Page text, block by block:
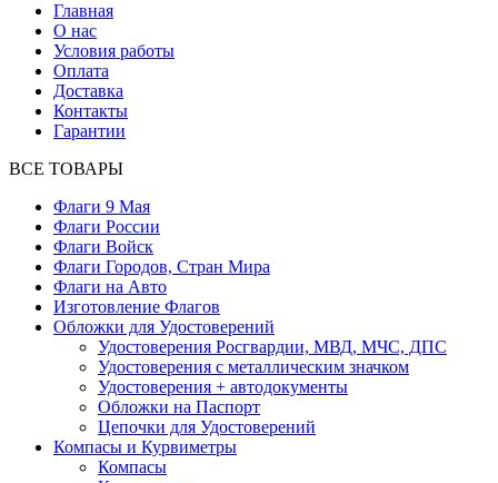
Главная
О нас
Условия работы
Оплата
Доставка
Контакты
Гарантии
ВСЕ ТОВАРЫ
Флаги 9 Мая
Флаги России
Флаги Войск
Флаги Городов, Стран Мира
Флаги на Авто
Изготовление Флагов
Обложки для Удостоверений
Удостоверения Росгвардии, МВД, МЧС, ДПС
Удостоверения с металлическим значком
Удостоверения + автодокументы
Обложки на Паспорт
Цепочки для Удостоверений
Компасы и Курвиметры
Компасы